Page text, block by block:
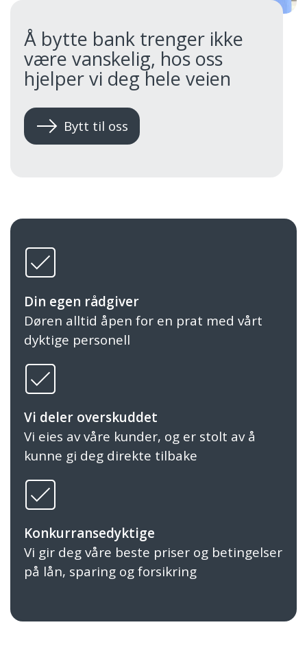
Å bytte bank trenger ikke
være vanskelig, hos oss
hjelper vi deg hele veien
Bytt til oss
Din egen rådgiver
Døren alltid åpen for en prat med vårt
dyktige personell
Vi deler overskuddet
Vi eies av våre kunder, og er stolt av å
kunne gi deg direkte tilbake
Konkurransedyktige
Vi gir deg våre beste priser og betingelser
på lån, sparing og forsikring